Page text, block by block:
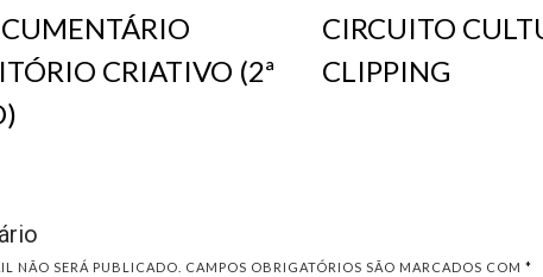
CRIATIVO (2ª
CIRCUITO
CLIPPING
NÃO SERÁ PUBLICADO. CAMPOS OBRIGATÓRIOS SÃO MARCADOS COM *